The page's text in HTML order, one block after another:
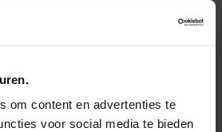
om content en advertenties te
voor social media te bieden